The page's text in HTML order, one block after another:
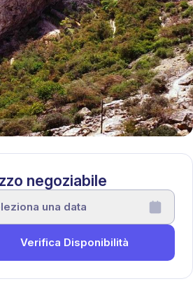
negoziabile
una data
Verifica Disponibilità